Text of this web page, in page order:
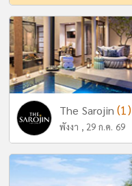
The Sarojin(1)
พังงา , 29 ก.ค. 69